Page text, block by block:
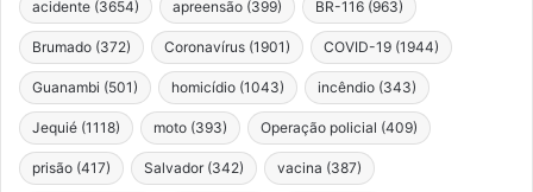
acidente (3654) apreensão (399) BR-116 (963)
Brumado (372) Coronavírus (1901) COVID-19 (1944)
Guanambi (501) homicídio (1043) incêndio (343)
Jequié (1118) moto (393) Operação policial (409)
prisão (417) Salvador (342) vacina (387)